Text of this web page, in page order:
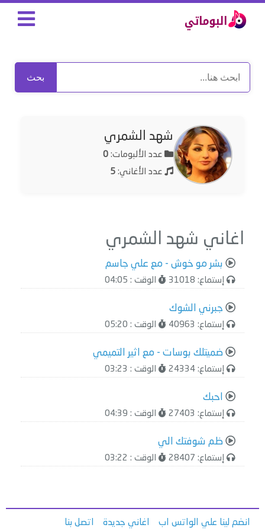
بحث
شهد الشمري
عدد الألبومات: 0
عدد الأغاني: 5
اغاني شهد الشمري
بشر مو خوش - مع علي جاسم
إستماع: 31018 الوقت : 04:05
جبرني الشوك
إستماع: 40963 الوقت : 05:20
ضميتلك بوسات - مع اثير التميمي
إستماع: 24334 الوقت : 03:23
احبك
إستماع: 27403 الوقت : 04:39
ظم شوفتك الي
إستماع: 28407 الوقت : 03:22
انضم لينا علي الواتس اب اغاني جديدة اتصل بنا